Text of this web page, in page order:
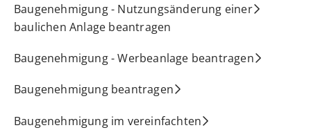
Baugenehmigung - Nutzungsänderung einer
baulichen Anlage beantragen
Baugenehmigung - Werbeanlage beantragen
Baugenehmigung beantragen
Baugenehmigung im vereinfachten